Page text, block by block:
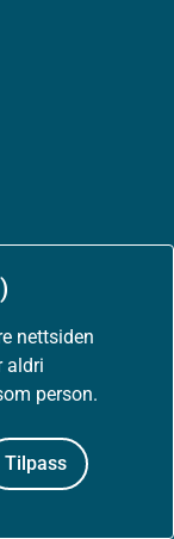
nettsiden
aldri
person.
Tilpass